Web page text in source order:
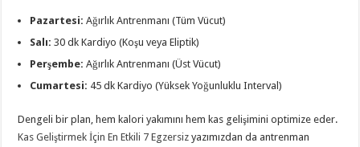
Pazartesi: Ağırlık Antrenmanı (Tüm Vücut)
Salı: 30 dk Kardiyo (Koşu veya Eliptik)
Perşembe: Ağırlık Antrenmanı (Üst Vücut)
Cumartesi: 45 dk Kardiyo (Yüksek Yoğunluklu Interval)
Dengeli bir plan, hem kalori yakımını hem kas gelişimini optimize eder.
Kas Geliştirmek İçin En Etkili 7 Egzersiz yazımızdan da antrenman